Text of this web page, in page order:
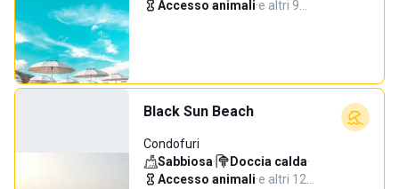
Accesso animali·e altri 9…
Black Sun Beach
Condofuri
Sabbiosa· Doccia calda·
Accesso animali·e altri 12…